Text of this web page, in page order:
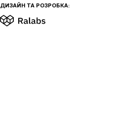
ДИЗАЙН ТА РОЗРОБКА: